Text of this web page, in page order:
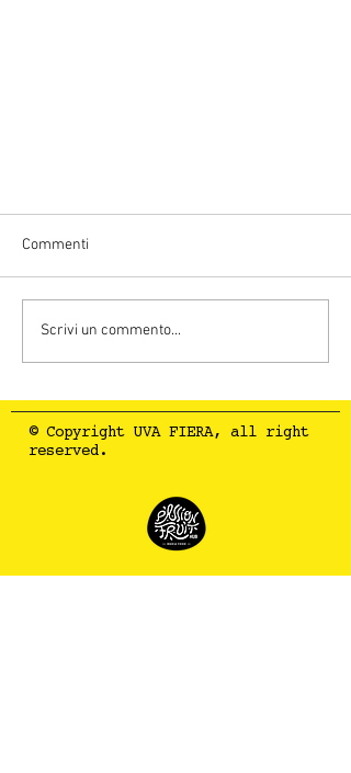
Cosa hanno detto di noi
Commenti
Scrivi un commento...
© Copyright UVA FIERA, all right
reserved.